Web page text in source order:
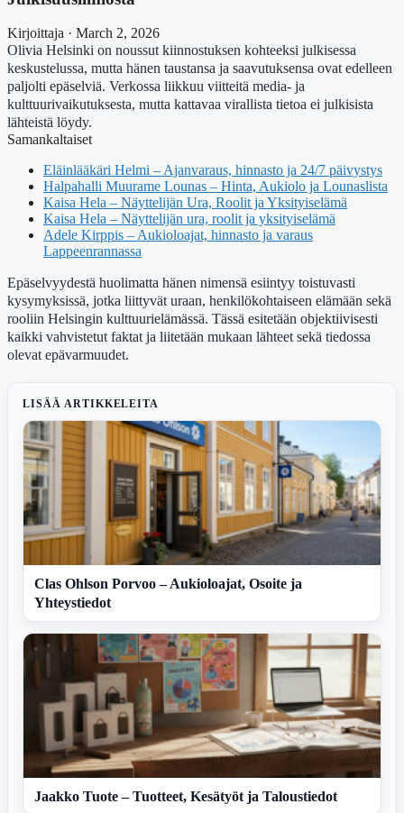
Kirjoittaja · March 2, 2026
Olivia Helsinki on noussut kiinnostuksen kohteeksi julkisessa
keskustelussa, mutta hänen taustansa ja saavutuksensa ovat edelleen
paljolti epäselviä. Verkossa liikkuu viitteitä media- ja
kulttuurivaikutuksesta, mutta kattavaa virallista tietoa ei julkisista
lähteistä löydy.
Samankaltaiset
Eläinlääkäri Helmi – Ajanvaraus, hinnasto ja 24/7 päivystys
Halpahalli Muurame Lounas – Hinta, Aukiolo ja Lounaslista
Kaisa Hela – Näyttelijän Ura, Roolit ja Yksityiselämä
Kaisa Hela – Näyttelijän ura, roolit ja yksityiselämä
Adele Kirppis – Aukioloajat, hinnasto ja varaus
Lappeenrannassa
Epäselvyydestä huolimatta hänen nimensä esiintyy toistuvasti
kysymyksissä, jotka liittyvät uraan, henkilökohtaiseen elämään sekä
rooliin Helsingin kulttuurielämässä. Tässä esitetään objektiivisesti
kaikki vahvistetut faktat ja liitetään mukaan lähteet sekä tiedossa
olevat epävarmuudet.
LISÄÄ ARTIKKELEITA
Clas Ohlson Porvoo – Aukioloajat, Osoite ja
Yhteystiedot
Jaakko Tuote – Tuotteet, Kesätyöt ja Taloustiedot